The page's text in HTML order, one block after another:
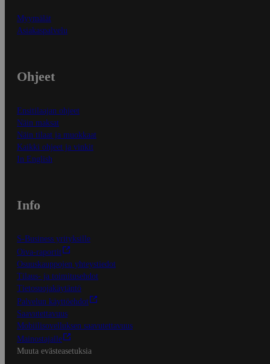
Myymälät
Asiakaspalvelu
Ohjeet
Ensitilaajan ohjeet
Näin maksat
Näin tilaat ja muokkaat
Kaikki ohjeet ja vinkit
In English
Info
S-Business yrityksille
Oiva-raportit
Osuuskauppojen yhteystiedot
Tilaus- ja toimitusehdot
Tietosuojakäytäntö
Palvelun käyttöehdot
Saavutettavuus
Mobiilisovelluksen saavutettavuus
Mainostajalle
Muuta evästeasetuksia